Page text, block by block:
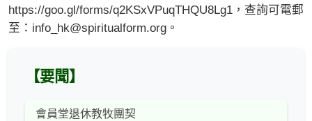
https://goo.gl/forms/q2KSxVPuqTHQU8Lg1，查詢可電郵
至： info_hk@spiritualform.org 。
【要聞】
會員堂退休教牧團契